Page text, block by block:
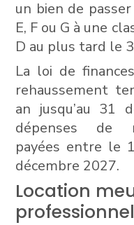
un bien de
E, F ou G à une
D au plus tard le
La loi de
rehaussement
an jusqu’au 31
dépenses de
payées entre le
décembre 2027.
Location